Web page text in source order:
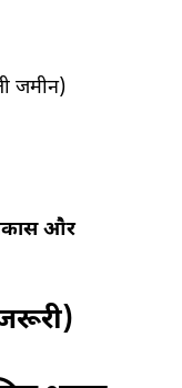
जमीन)
और